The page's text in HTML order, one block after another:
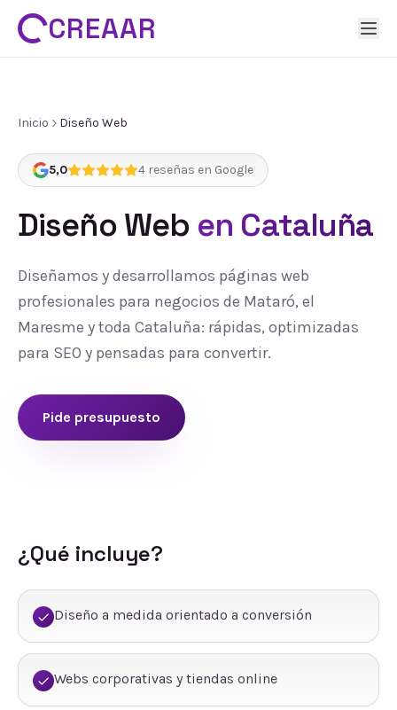
CREAAR
Inicio Diseño Web
5,0 4 reseñas en Google
Diseño Web en Cataluña
Diseñamos y desarrollamos páginas web
profesionales para negocios de Mataró, el
Maresme y toda Cataluña: rápidas, optimizadas
para SEO y pensadas para convertir.
Pide presupuesto
¿Qué incluye?
Diseño a medida orientado a conversión
Webs corporativas y tiendas online